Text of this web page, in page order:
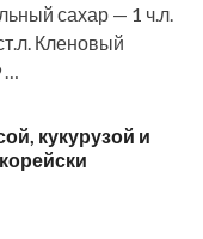
сахар — 1 ч.л.
Кленовый
…
кукурузой и